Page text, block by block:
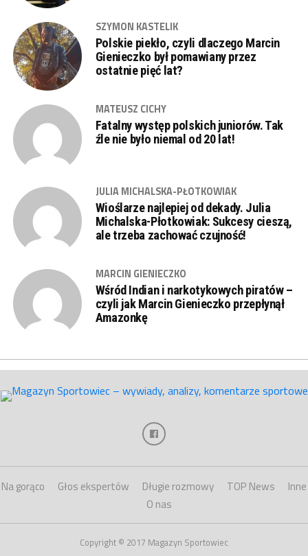
SZYMON KASTELIK
Polskie piekło, czyli dlaczego Marcin
Gienieczko był pomawiany przez
ostatnie pięć lat?
MATEUSZ CICHY
Fatalny występ polskich juniorów. Tak
źle nie było niemal od 20 lat!
JULIA MICHALSKA-PŁOTKOWIAK
Wioślarze najlepiej od dekady. Julia
Michalska-Płotkowiak: Sukcesy cieszą,
ale trzeba zachować czujność!
MARCIN GIENIECZKO
Wśród Indian i narkotykowych piratów –
czyli jak Marcin Gienieczko przepłynął
Amazonkę
Na gorąco Głos ekspertów Długie rozmowy TOP News
Inne
O nas
Copyright © 2017 Magazyn Sportowiec